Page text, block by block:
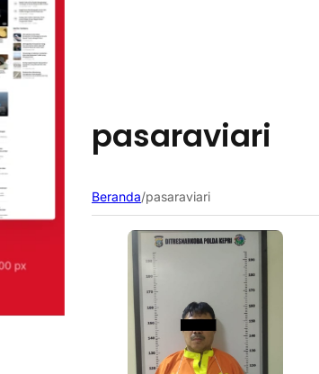
pasaraviari
Beranda/pasaraviari